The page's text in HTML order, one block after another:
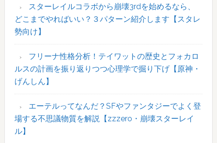
スターレイルコラボから崩壊3rdを始めるなら、
どこまでやればいい？３パターン紹介します【スタレ
勢向け】
フリーナ性格分析！テイワットの歴史とフォカロ
ルスの計画を振り返りつつ心理学で掘り下げ【原神・
げんしん】
エーテルってなんだ？SFやファンタジーでよく登
場する不思議物質を解説【zzzero・崩壊スターレイ
ル】